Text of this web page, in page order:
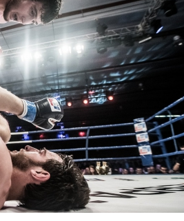
16.08.2026